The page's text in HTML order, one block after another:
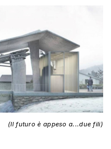
(Il futuro è appeso a...due fili)